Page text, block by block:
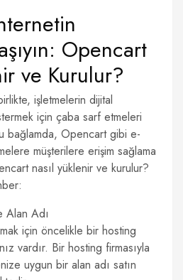
Opencart
ve Kurulur?
işletmelerin dijital
için çaba sarf etmeleri
bağlamda, Opencart gibi e-
müşterilere erişim sağlama
nasıl yüklenir ve kurulur?
Alan Adı
için öncelikle bir hosting
vardır. Bir hosting firmasıyla
uygun bir alan adı satın